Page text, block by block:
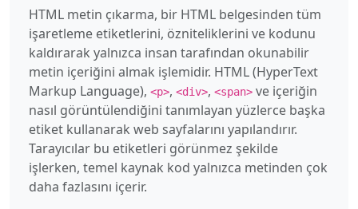
HTML metin çıkarma, bir HTML belgesinden tüm
işaretleme etiketlerini, özniteliklerini ve kodunu
kaldırarak yalnızca insan tarafından okunabilir
metin içeriğini almak işlemidir. HTML (HyperText
Markup Language), <p>, <div>, <span> ve içeriğin
nasıl görüntülendiğini tanımlayan yüzlerce başka
etiket kullanarak web sayfalarını yapılandırır.
Tarayıcılar bu etiketleri görünmez şekilde
işlerken, temel kaynak kod yalnızca metinden çok
daha fazlasını içerir.